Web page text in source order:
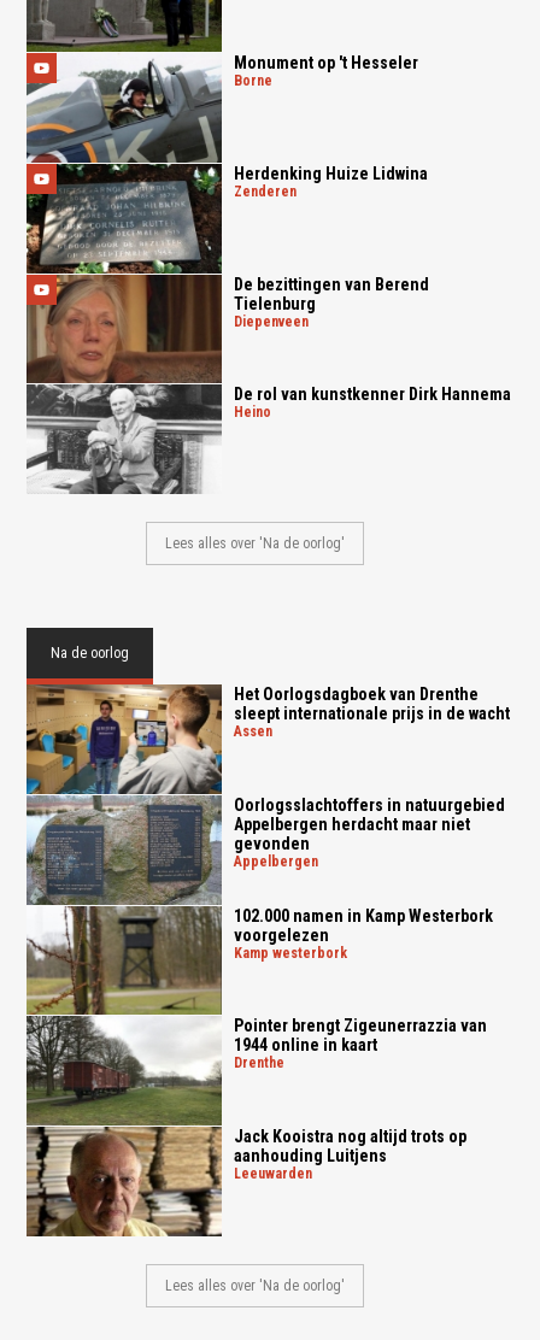
Monument op 't Hesseler
borne
Herdenking Huize Lidwina
zenderen
De bezittingen van Berend
Tielenburg
diepenveen
De rol van kunstkenner Dirk Hannema
heino
Lees alles over 'Na de oorlog'
Na de oorlog
Het Oorlogsdagboek van Drenthe
sleept internationale prijs in de wacht
assen
Oorlogsslachtoffers in natuurgebied
Appelbergen herdacht maar niet
gevonden
appelbergen
102.000 namen in Kamp Westerbork
voorgelezen
kamp westerbork
Pointer brengt Zigeunerrazzia van
1944 online in kaart
drenthe
Jack Kooistra nog altijd trots op
aanhouding Luitjens
leeuwarden
Lees alles over 'Na de oorlog'